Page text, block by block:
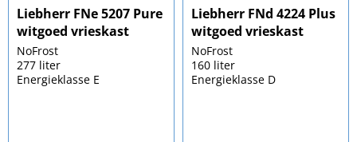
Liebherr FNe 5207 Pure
witgoed vrieskast
NoFrost
277 liter
Energieklasse E
Liebherr FNd 4224 Plus
witgoed vrieskast
NoFrost
160 liter
Energieklasse D